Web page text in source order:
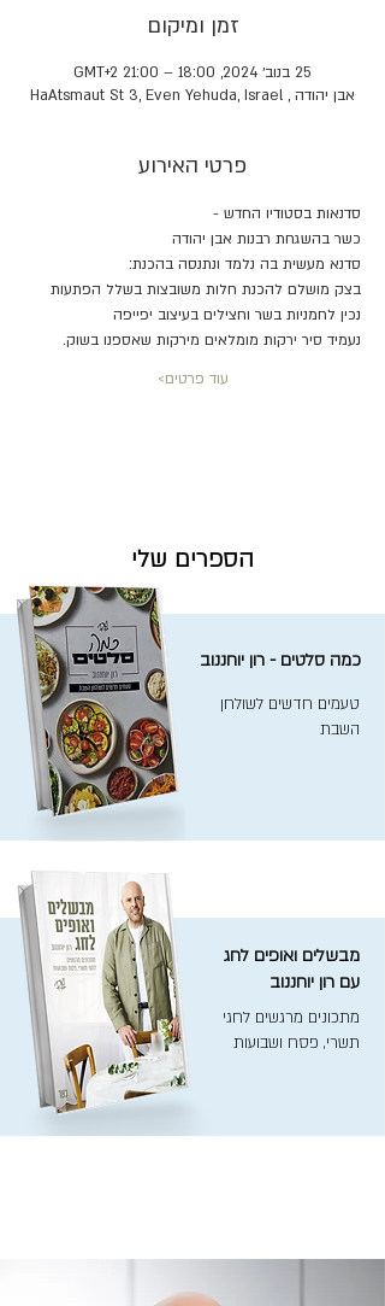
זמן ומיקום
25 בנוב׳ 2024, 18:00 – 21:00 GMT‎+2‎
אבן יהודה , HaAtsmaut St 3, Even Yehuda, Israel
פרטי האירוע
סדנאות בסטודיו החדש -
כשר בהשגחת רבנות אבן יהודה
סדנא מעשית בה נלמד ונתנסה בהכנת:
בצק מושלם להכנת חלות משובצות בשלל הפתעות
נכין לחמניות בשר וחצילים בעיצוב יפייפה
נעמיד סיר ירקות מומלאים מירקות שאספנו בשוק.
עוד פרטים>
הספרים שלי
כמה סלטים - רון יוחננוב
טעמים חדשים לשולחן
השבת
מבשלים ואופים לחג
עם רון יוחננוב
מתכונים מרגשים לחגי
תשרי, פסח ושבועות